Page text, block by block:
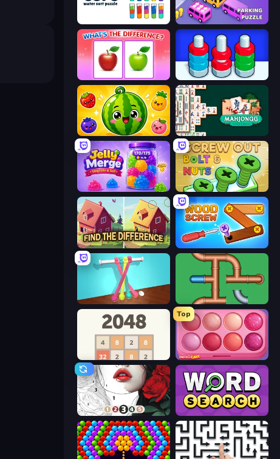
Cups - Water Sort Puzzle Car OUT! Jam Parking Puzzle
What's The Difference?
Watermelon Fruit Merge Saga Mahjongg Solitaire
Jelly Merge: Upgrade & Sell Screw Out: Bolts and Nuts
Find The Difference Wood Screw: Bolts Puzzle
Tangle Master Plumber Pipe Out
2048
Top
Piece of Cake: Merge and Bake
Numicolor Daily Word Search